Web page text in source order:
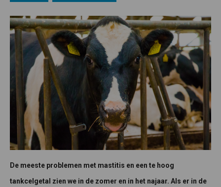
De meeste problemen met mastitis en een te hoog
tankcelgetal zien we in de zomer en in het najaar. Als er in de